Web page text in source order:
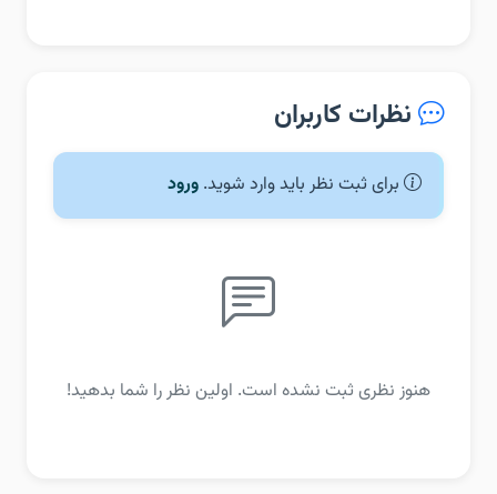
نظرات کاربران
برای ثبت نظر باید وارد شوید. ورود
هنوز نظری ثبت نشده است. اولین نظر را شما بدهید!